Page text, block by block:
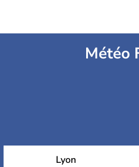
Météo
Lyon